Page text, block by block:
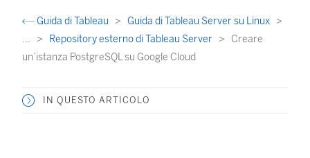
Guida di Tableau
Guida di Tableau Server su Linux
...
Repository esterno di Tableau Server
Creare
un’istanza PostgreSQL su Google Cloud
IN QUESTO ARTICOLO